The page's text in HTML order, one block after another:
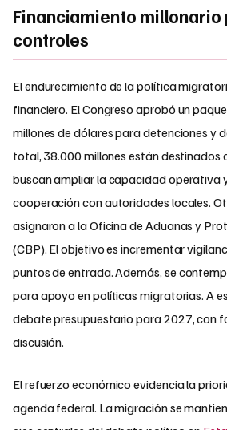
Financiamiento
controles
El endurecimiento de la política
financiero. El Congreso aprobó un
millones de dólares para detenciones y
total, 38.000 millones están destinados
buscan ampliar la capacidad operativa
cooperación con autoridades locales.
asignaron a la Oficina de Aduanas y
(CBP). El objetivo es incrementar
puntos de entrada. Además, se
para apoyo en políticas migratorias. A
debate presupuestario para 2027, con
discusión.
El refuerzo económico evidencia la
agenda federal. La migración se